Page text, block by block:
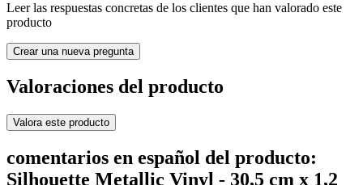
Leer las respuestas concretas de los clientes que han valorado este
producto
Crear una nueva pregunta
Valoraciones del producto
Valora este producto
comentarios en español del producto:
Silhouette Metallic Vinyl - 30,5 cm x 1,2